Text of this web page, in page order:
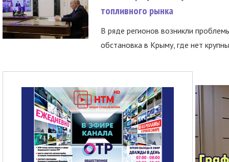
топливного рынка
В ряде регионов возникли
обстановка в Крыму, где нет